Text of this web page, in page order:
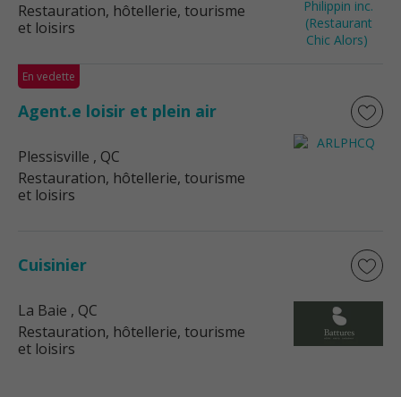
Restauration, hôtellerie, tourisme
et loisirs
En vedette
Agent.e loisir et plein air
Plessisville , QC
Restauration, hôtellerie, tourisme
et loisirs
Cuisinier
La Baie , QC
Restauration, hôtellerie, tourisme
et loisirs